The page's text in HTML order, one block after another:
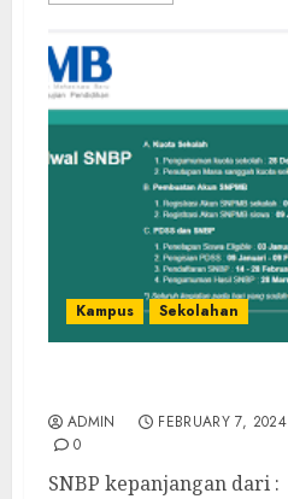
Kampus Sekolahan
ADMIN
FEBRUARY 7, 2024
0
SNBP kepanjangan dari :